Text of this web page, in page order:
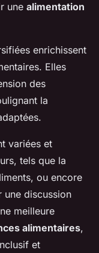
une alimentation
enrichissent
Elles
des
la
variées et
tels que la
ou encore
une discussion
meilleure
alimentaires,
et